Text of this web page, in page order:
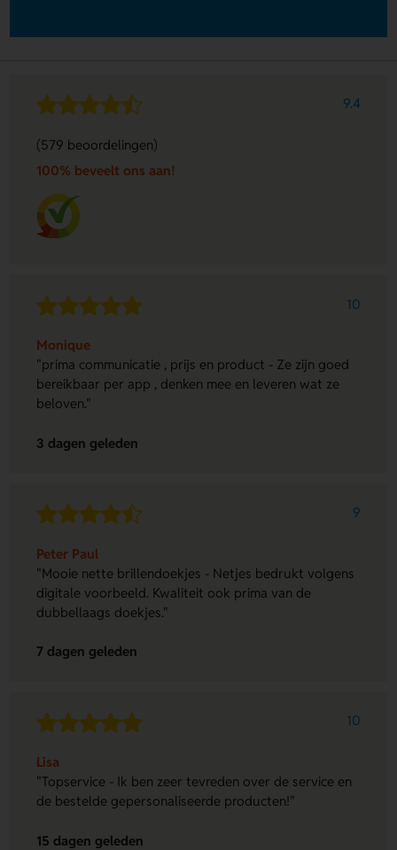
9.4
(579 beoordelingen)
100% beveelt ons aan!
10
Monique
"prima communicatie , prijs en product - Ze zijn goed
bereikbaar per app , denken mee en leveren wat ze
beloven."
3 dagen geleden
9
Peter Paul
"Mooie nette brillendoekjes - Netjes bedrukt volgens
digitale voorbeeld. Kwaliteit ook prima van de
dubbellaags doekjes."
7 dagen geleden
10
Lisa
"Topservice - Ik ben zeer tevreden over de service en
de bestelde gepersonaliseerde producten!"
15 dagen geleden